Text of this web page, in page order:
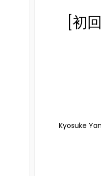
[初
Kyosuke